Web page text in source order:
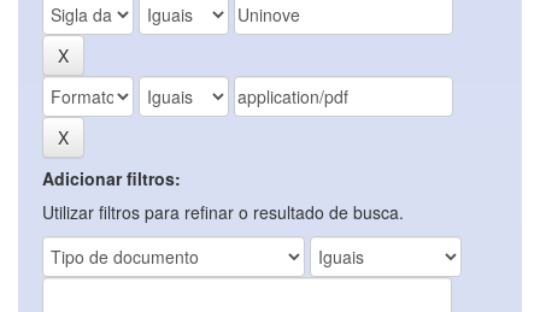
Adicionar filtros:
Utilizar filtros para refinar o resultado de busca.